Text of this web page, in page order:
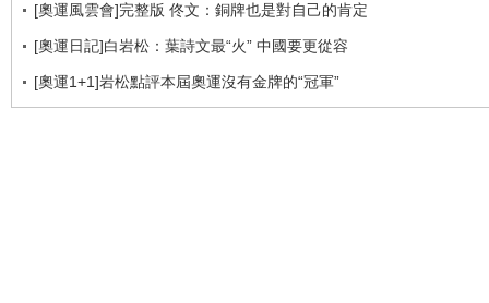
[奧運風雲會]完整版 佟文：銅牌也是對自己的肯定
[奧運日記]白岩松：葉詩文最“火” 中國要更從容
[奧運1+1]岩松點評本屆奧運沒有金牌的“冠軍”